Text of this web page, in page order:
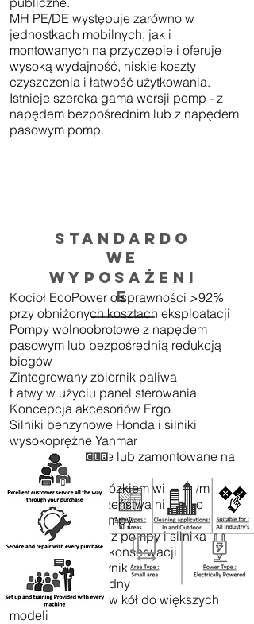
MH PE/DE występuje zarówno w
jednostkach mobilnych, jak i
montowanych na przyczepie i oferuje
wysoką wydajność, niskie koszty
czyszczenia i łatwość użytkowania.
Istnieje szeroka gama wersji pomp - z
napędem bezpośrednim lub z napędem
pasowym pomp.
Standardo
we
wyposażeni
e
Kocioł EcoPower o sprawności >92%
przy obniżonych kosztach eksploatacji
Pompy wolnoobrotowe z napędem
pasowym lub bezpośrednią redukcją
biegów
Zintegrowany zbiornik paliwa
Łatwy w użyciu panel sterowania
Koncepcja akcesoriów Ergo
Silniki benzynowe Honda i silniki
wysokoprężne Yanmar
Jednostki mobilne lub zamontowane na
przyczepie
Łatwy transport wózkiem widłowym
Funkcja bezpieczeństwa niskiego
poziomu oleju pompy
Łatwy spust oleju z pompy i silnika
zmniejsza koszty konserwacji
Opcjonalnie zbiornik
antywapienny/wodny
Opcjonalny zestaw kół do większych
modeli